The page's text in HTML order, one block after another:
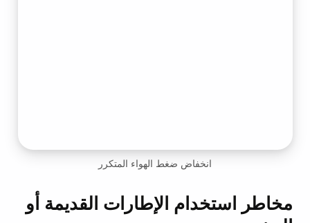
انخفاض ضغط الهواء المتكرر
مخاطر استخدام الإطارات القديمة أو